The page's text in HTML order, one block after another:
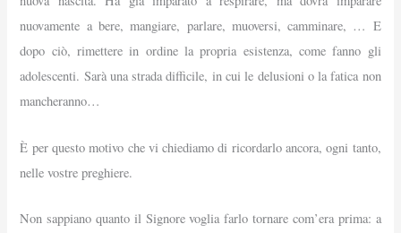
nuovamente a bere, mangiare, parlare, muoversi, camminare, … E
dopo ciò, rimettere in ordine la propria esistenza, come fanno gli
adolescenti. Sarà una strada difficile, in cui le delusioni o la fatica non
mancheranno…
È per questo motivo che vi chiediamo di ricordarlo ancora, ogni tanto,
nelle vostre preghiere.
Non sappiano quanto il Signore voglia farlo tornare com’era prima: a